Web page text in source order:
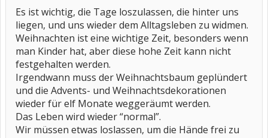
Es ist wichtig, die Tage loszulassen, die hinter uns
liegen, und uns wieder dem Alltagsleben zu widmen.
Weihnachten ist eine wichtige Zeit, besonders wenn
man Kinder hat, aber diese hohe Zeit kann nicht
festgehalten werden.
Irgendwann muss der Weihnachtsbaum geplündert
und die Advents- und Weihnachtsdekorationen
wieder für elf Monate weggeräumt werden.
Das Leben wird wieder “normal”.
Wir müssen etwas loslassen, um die Hände frei zu